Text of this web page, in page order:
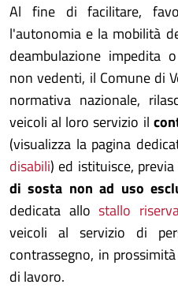
network
Al fine di facilitare,
l'autonomia e la mobilità
deambulazione impedita
non vedenti, il Comune di
normativa nazionale,
veicoli al loro servizio il
(visualizza la pagina
disabili) ed istituisce,
di sosta non ad uso
dedicata allostallo
veicoli al servizio di
contrassegno, in
di lavoro.